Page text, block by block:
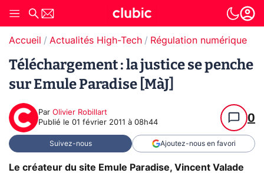
Accueil Actualités High-Tech Régulation numérique
Téléchargement : la justice se penche
sur Emule Paradise [MàJ]
Par Olivier Robillart
Publié le 01 février 2011 à 08h44 0
Suivez-nous Ajoutez-nous en favori
Le créateur du site Emule Paradise, Vincent Valade